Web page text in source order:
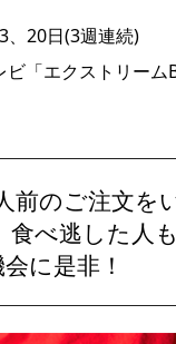
、20日(3週連続)
「エクストリーム
前のご注文を
食べ逃した人
に是非！